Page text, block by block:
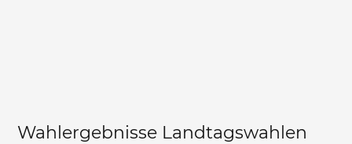
Wahlergebnisse Landtagswahlen